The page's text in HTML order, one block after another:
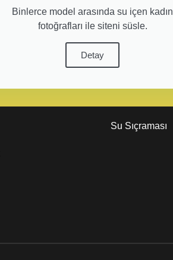
Binlerce model arasında su içen kadın
fotoğrafları ile siteni süsle.
Detay
Su Sıçraması